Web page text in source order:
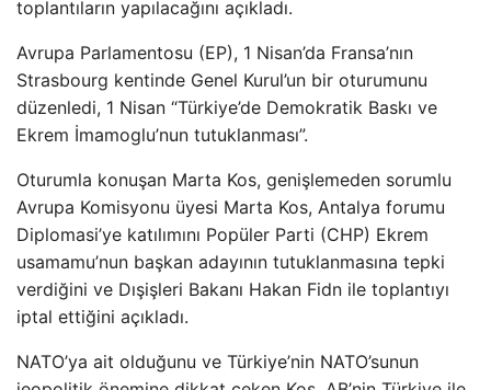
toplantıların yapılacağını açıkladı.
Avrupa Parlamentosu (EP), 1 Nisan’da Fransa’nın
Strasbourg kentinde Genel Kurul’un bir oturumunu
düzenledi, 1 Nisan “Türkiye’de Demokratik Baskı ve
Ekrem İmamoglu’nun tutuklanması”.
Oturumla konuşan Marta Kos, genişlemeden sorumlu
Avrupa Komisyonu üyesi Marta Kos, Antalya forumu
Diplomasi’ye katılımını Popüler Parti (CHP) Ekrem
usamamu’nun başkan adayının tutuklanmasına tepki
verdiğini ve Dışişleri Bakanı Hakan Fidn ile toplantıyı
iptal ettiğini açıkladı.
NATO’ya ait olduğunu ve Türkiye’nin NATO’sunun